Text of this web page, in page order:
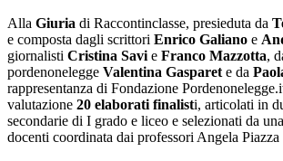
Alla Giuria di Raccontinclasse, presieduta da
e composta dagli scrittori Enrico Galiano e
giornalisti Cristina Savi e Franco Mazzotta,
pordenonelegge Valentina Gasparet e da
rappresentanza di Fondazione
valutazione 20 elaborati finalisti, articolati in
secondarie di I grado e liceo e selezionati da
docenti coordinata dai professori Angela